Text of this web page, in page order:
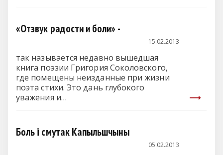
«Отзвук радости и боли» -
15.02.2013
так называется недавно вышедшая
книга поэзии Григория Соколовского,
где помещены неизданные при жизни
поэта стихи. Это дань глубокого
уважения и…
Боль і смутак Капыльшчыны
05.02.2013